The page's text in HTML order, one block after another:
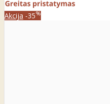
Akcija -35%